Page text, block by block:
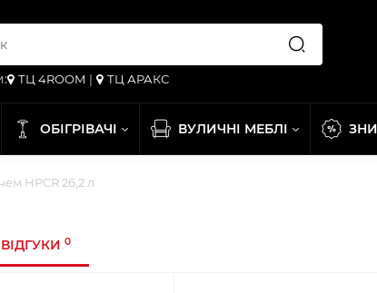
ТЦ 4ROOM | ТЦ АРАКС
ОБІГРІВАЧІ ВУЛИЧНІ МЕБЛІ
HPCR 26,2 л
ВІДГУКИ 0